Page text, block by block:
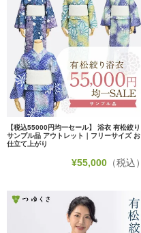
【税込55000円均一セール】 浴衣 有松絞り
サンプル品 アウトレット｜フリーサイズ お
仕立て上がり
¥55,000 （税込）